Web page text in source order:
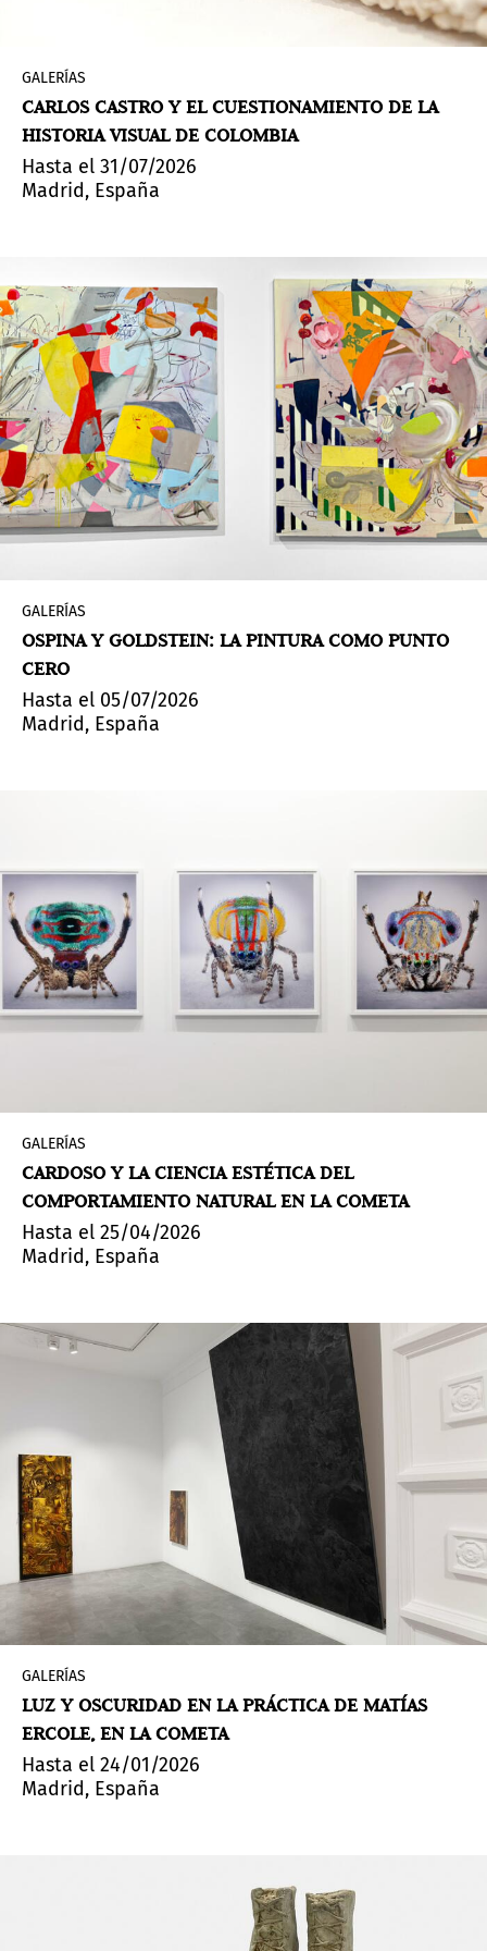
GALERÍAS
CARLOS CASTRO Y EL CUESTIONAMIENTO DE LA
HISTORIA VISUAL DE COLOMBIA
Hasta el 31/07/2026
Madrid, España
GALERÍAS
OSPINA Y GOLDSTEIN: LA PINTURA COMO PUNTO
CERO
Hasta el 05/07/2026
Madrid, España
GALERÍAS
CARDOSO Y LA CIENCIA ESTÉTICA DEL
COMPORTAMIENTO NATURAL EN LA COMETA
Hasta el 25/04/2026
Madrid, España
GALERÍAS
LUZ Y OSCURIDAD EN LA PRÁCTICA DE MATÍAS
ERCOLE, EN LA COMETA
Hasta el 24/01/2026
Madrid, España